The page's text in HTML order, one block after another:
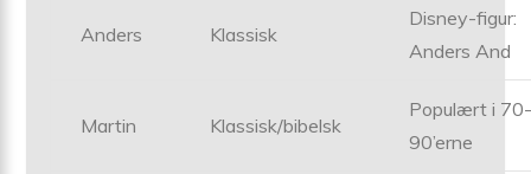
Anders Klassisk
Disney-figur:
Anders And
Martin Klassisk/bibelsk
Populært i
90’erne